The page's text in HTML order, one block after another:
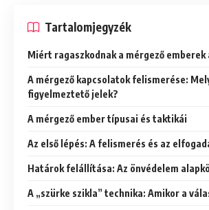
Tartalomjegyzék
Miért ragaszkodnak a mérgező
A mérgező kapcsolatok felismerése:
figyelmeztető jelek?
A mérgező ember típusai és taktikái
Az első lépés: A felismerés és az
Határok felállítása: Az önvédelem
A „szürke szikla” technika: Amikor a